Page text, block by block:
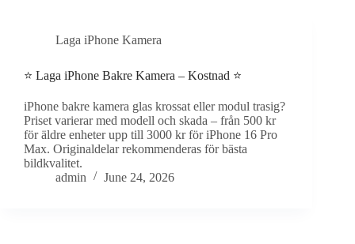
Laga iPhone Kamera
⭐ Laga iPhone Bakre Kamera – Kostnad ⭐
iPhone bakre kamera glas krossat eller modul trasig?
Priset varierar med modell och skada – från 500 kr
för äldre enheter upp till 3000 kr för iPhone 16 Pro
Max. Originaldelar rekommenderas för bästa
bildkvalitet.
admin
June 24, 2026